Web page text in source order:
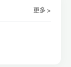
更多 >